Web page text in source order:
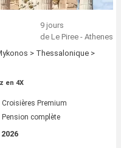
9 jours
de Le Piree - Athenes
> Thessalonique >
en 4X
Croisières Premium
Pension complète